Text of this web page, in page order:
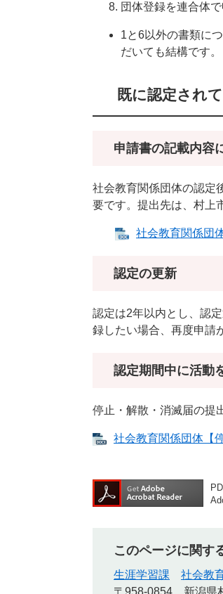
団体登録を連合体
1と6以外の書類に
だいても結構です。
既に認定され
申請書の記載内容
社会教育関係団体の認定
要です。提出先は、村上
社会教育関係団
認定の更新
認定は2年以内とし、認
録したい場合、再度申請
認定期間中に活動
停止・解散・消滅届の提
社会教育関係団体【
このページに関す
生涯学習課
社会教
〒958-0854
新潟県